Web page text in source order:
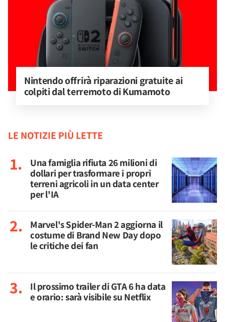
Nintendo offrirà riparazioni gratuite ai
colpiti dal terremoto di Kumamoto
LE NOTIZIE PIÙ LETTE
Una famiglia rifiuta 26 milioni di
dollari per trasformare i propri
terreni agricoli in un data center
per l'IA
Marvel's Spider-Man 2 aggiorna il
costume di Brand New Day dopo
le critiche dei fan
Il prossimo trailer di GTA 6 ha data
e orario: sarà visibile su Netflix